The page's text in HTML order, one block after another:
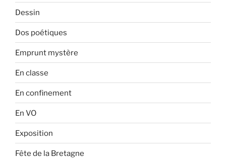
Dessin
Dos poétiques
Emprunt mystère
En classe
En confinement
En VO
Exposition
Fête de la Bretagne